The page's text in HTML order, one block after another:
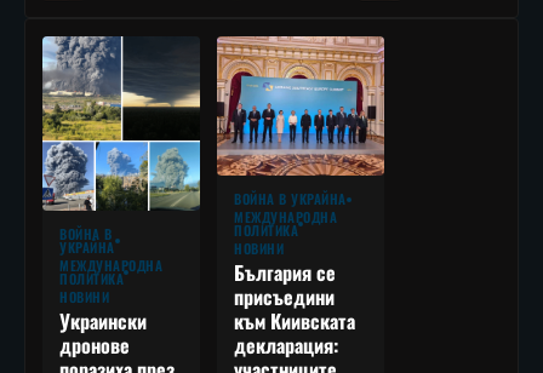
ВОЙНА В
УКРАЙНА
МЕЖДУНАРОДНА
ПОЛИТИКА
НОВИНИ
Украински
дронове
ВОЙНА В УКРАЙНА
МЕЖДУНАРОДНА
ПОЛИТИКА
НОВИНИ
България се
присъедини
към Киивската
декларация: